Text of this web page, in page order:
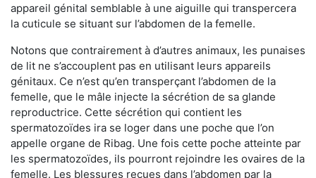
appareil génital semblable à une aiguille qui transpercera
la cuticule se situant sur l’abdomen de la femelle.
Notons que contrairement à d’autres animaux, les punaises
de lit ne s’accouplent pas en utilisant leurs appareils
génitaux. Ce n’est qu’en transperçant l’abdomen de la
femelle, que le mâle injecte la sécrétion de sa glande
reproductrice. Cette sécrétion qui contient les
spermatozoïdes ira se loger dans une poche que l’on
appelle organe de Ribag. Une fois cette poche atteinte par
les spermatozoïdes, ils pourront rejoindre les ovaires de la
femelle. Les blessures reçues dans l’abdomen par la